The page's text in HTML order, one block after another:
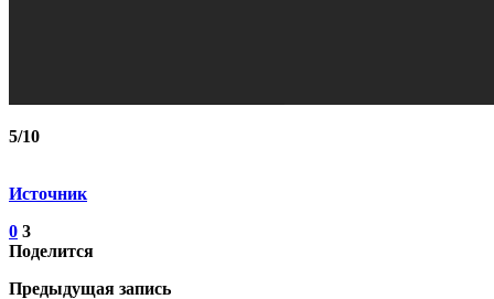
5/10
Источник
0 3
Поделится
Предыдущая запись